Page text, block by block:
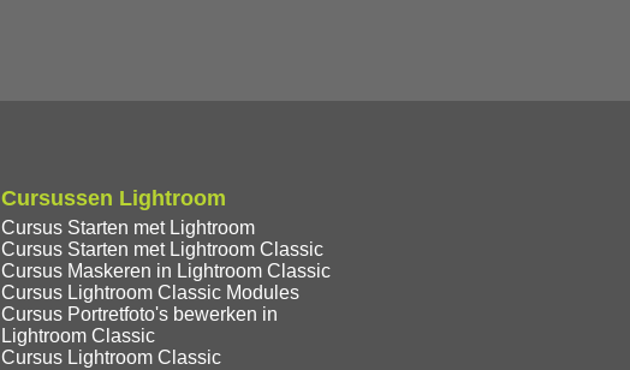
Cursussen Lightroom
Cursus Starten met Lightroom
Cursus Starten met Lightroom Classic
Cursus Maskeren in Lightroom Classic
Cursus Lightroom Classic Modules
Cursus Portretfoto's bewerken in
Lightroom Classic
Cursus Lightroom Classic